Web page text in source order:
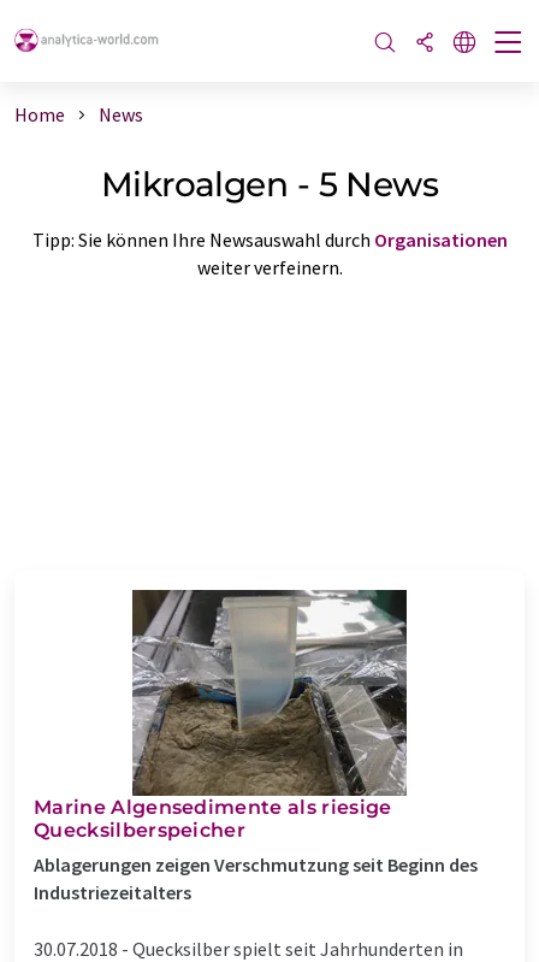
Home News
Mikroalgen - 5 News
Tipp: Sie können Ihre Newsauswahl durch Organisationen
weiter verfeinern.
Marine Algensedimente als riesige
Quecksilberspeicher
Ablagerungen zeigen Verschmutzung seit Beginn des
Industriezeitalters
30.07.2018 - Quecksilber spielt seit Jahrhunderten in